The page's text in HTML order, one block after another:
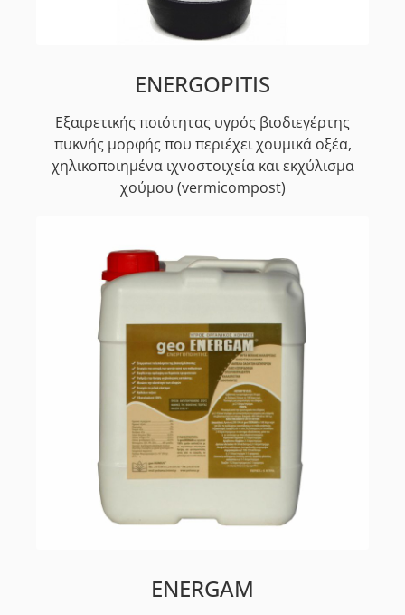
ENERGOPITIS
Εξαιρετικής ποιότητας υγρός βιοδιεγέρτης
πυκνής μορφής που περιέχει χουμικά οξέα,
χηλικοποιημένα ιχνοστοιχεία και εκχύλισμα
χούμου (vermicompost)
ENERGAM